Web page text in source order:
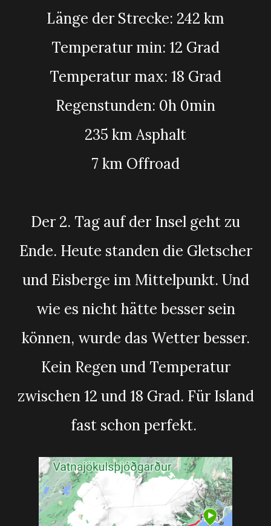
Länge der Strecke: 242 km
Temperatur min: 12 Grad
Temperatur max: 18 Grad
Regenstunden: 0h 0min
235 km Asphalt
7 km Offroad
Der 2. Tag auf der Insel geht zu
Ende. Heute standen die Gletscher
und Eisberge im Mittelpunkt. Und
wie es nicht hätte besser sein
können, wurde das Wetter besser.
Kein Regen und Temperatur
zwischen 12 und 18 Grad. Für Island
fast schon perfekt.